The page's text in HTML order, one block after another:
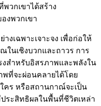
วกเขาได้สร้าง
งพวกเขา
เฉพาะเจาะจง เพื่อก่อให้
นเชิงบวกและถาวร การ
งสำหรับอิสรภาพและพลังใน
ที่จะผ่อนคลายได้โดย
คร หรือสถานกาณ์จะเป็น
ระสิทธิผลในพื้นที่ชีวิตเหล่า